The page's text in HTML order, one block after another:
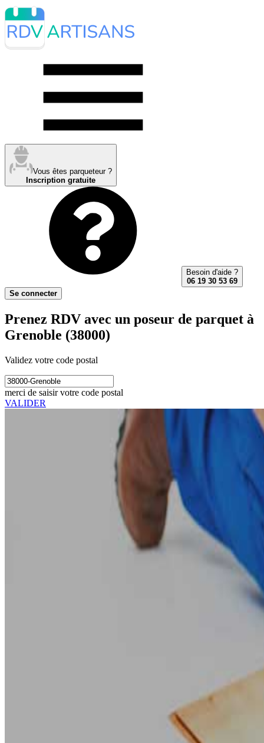
Vous êtes parqueteur ?
Inscription gratuite
Besoin d'aide ?
06 19 30 53 69
Se connecter
Prenez RDV avec un poseur de parquet à
Grenoble (38000)
Validez votre code postal
merci de saisir votre code postal
VALIDER